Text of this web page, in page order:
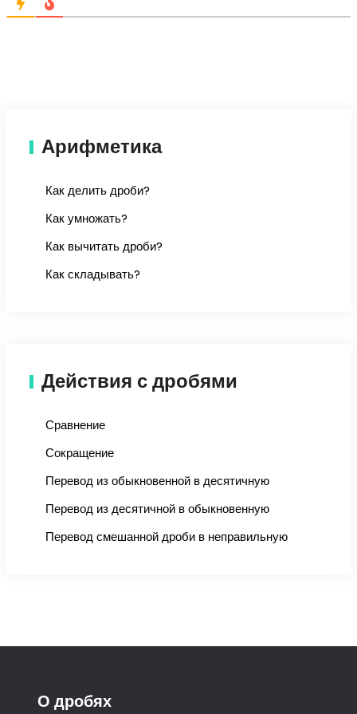
Арифметика
Как делить дроби?
Как умножать?
Как вычитать дроби?
Как складывать?
Действия с дробями
Сравнение
Сокращение
Перевод из обыкновенной в десятичную
Перевод из десятичной в обыкновенную
Перевод смешанной дроби в неправильную
О дробях